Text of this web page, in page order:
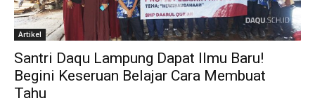
Artikel
Santri Daqu Lampung Dapat Ilmu Baru!
Begini Keseruan Belajar Cara Membuat
Tahu